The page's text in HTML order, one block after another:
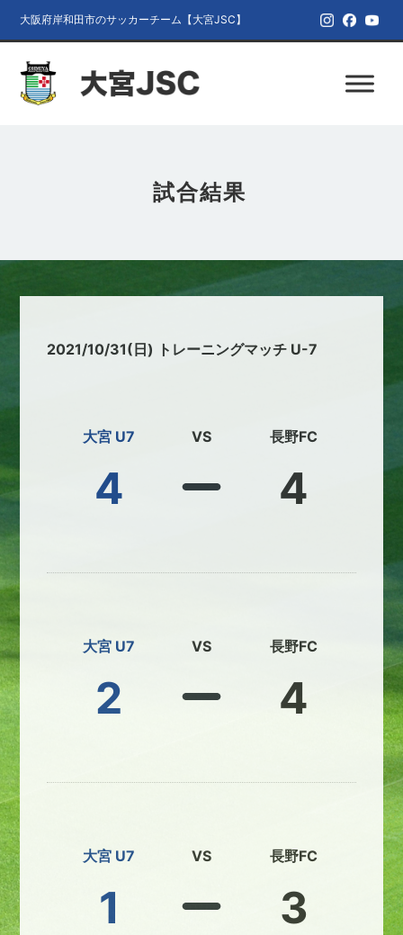
大阪府岸和田市のサッカーチーム【大宮JSC】
試合結果
2021/10/31(日) トレーニングマッチ U-7
大宮 U7
4
VS 長野FC
4
大宮 U7
2
VS 長野FC
4
大宮 U7
1
VS 長野FC
3